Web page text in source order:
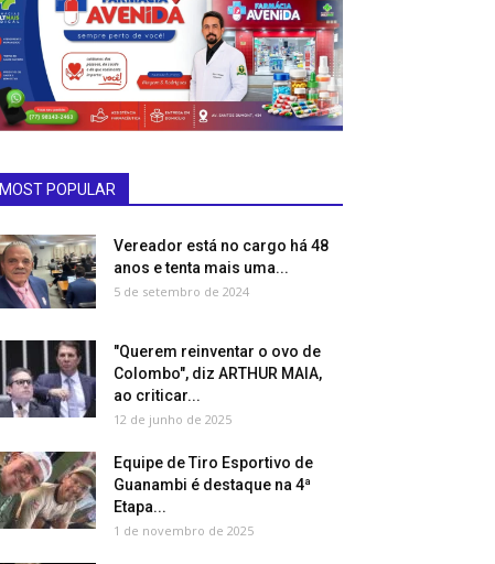
MOST POPULAR
Vereador está no cargo há 48
anos e tenta mais uma...
5 de setembro de 2024
"Querem reinventar o ovo de
Colombo", diz ARTHUR MAIA,
ao criticar...
12 de junho de 2025
Equipe de Tiro Esportivo de
Guanambi é destaque na 4ª
Etapa...
1 de novembro de 2025